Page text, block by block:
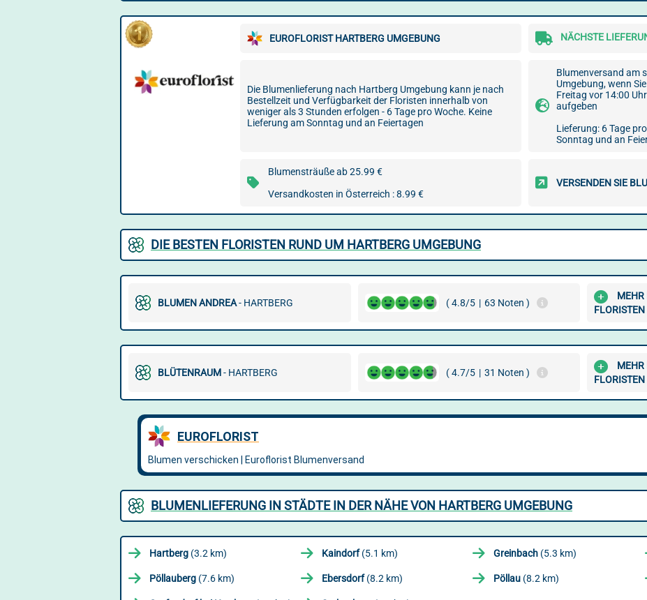
EUROFLORIST HARTBERG UMGEBUNG NÄCHSTE
Die Blumenlieferung nach Hartberg Umgebung kann je nach
Bestellzeit und Verfügbarkeit der Floristen innerhalb von
weniger als 3 Stunden erfolgen - 6 Tage pro Woche. Keine
Lieferung am Sonntag und an Feiertagen
Blumenversand am
Umgebung, wenn
Freitag vor 14:00
aufgeben
Lieferung: 6 Tage
Sonntag und an
Blumensträuße ab 25.99 €
Versandkosten in Österreich : 8.99 €
VERSENDEN SIE
DIE BESTEN FLORISTEN RUND UM HARTBERG UMGEBUNG
BLUMEN ANDREA- HARTBERG ( 4.8/5 | 63 Noten )
MEHR
FLORISTEN
BLÜTENRAUM- HARTBERG ( 4.7/5 | 31 Noten )
MEHR
FLORISTEN
BLUMENLIEFERUNG IN STÄDTE IN DER NÄHE VON HARTBERG UMGEBUNG
Hartberg (3.2 km) Kaindorf(5.1 km) Greinbach (5.3 km)
Pöllauberg (7.6 km) Ebersdorf(8.2 km) Pöllau (8.2 km)